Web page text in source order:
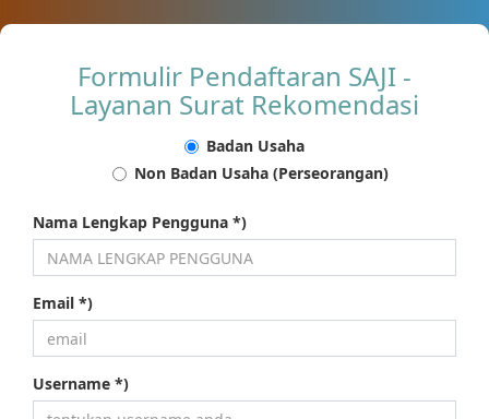
Formulir Pendaftaran SAJI -
Layanan Surat Rekomendasi
Badan Usaha
Non Badan Usaha (Perseorangan)
Nama Lengkap Pengguna *)
Email *)
Username *)